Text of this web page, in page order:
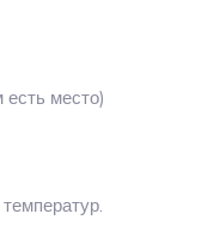
место)